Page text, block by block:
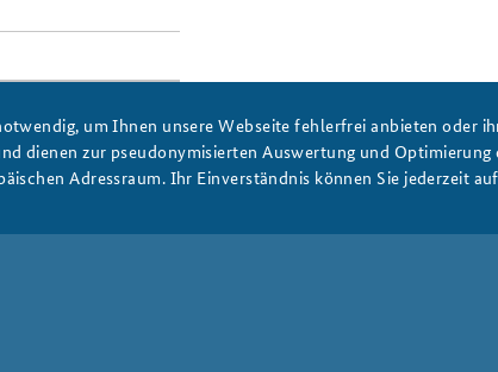
um Ihnen unsere Webseite fehlerfrei anbieten oder
dienen zur pseudonymisierten Auswertung und Optimierung
Adressraum. Ihr Einverständnis können Sie jederzeit